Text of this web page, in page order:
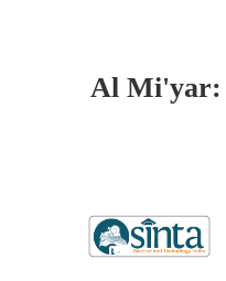
Al Mi'yar: